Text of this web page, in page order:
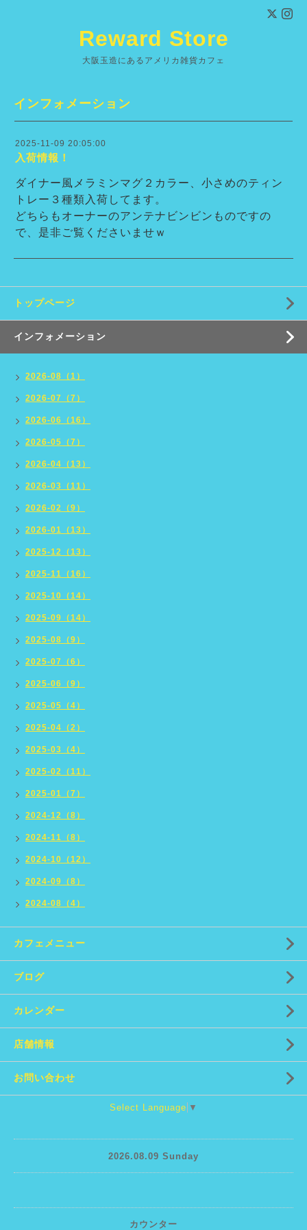
Reward Store
大阪玉造にあるアメリカ雑貨カフェ
インフォメーション
2025-11-09 20:05:00
入荷情報！
ダイナー風メラミンマグ２カラー、小さめのティン
トレー３種類入荷してます。
どちらもオーナーのアンテナビンビンものですの
で、是非ご覧くださいませｗ
トップページ
インフォメーション
2026-08（1）
2026-07（7）
2026-06（16）
2026-05（7）
2026-04（13）
2026-03（11）
2026-02（9）
2026-01（13）
2025-12（13）
2025-11（16）
2025-10（14）
2025-09（14）
2025-08（9）
2025-07（6）
2025-06（9）
2025-05（4）
2025-04（2）
2025-03（4）
2025-02（11）
2025-01（7）
2024-12（8）
2024-11（8）
2024-10（12）
2024-09（8）
2024-08（4）
カフェメニュー
ブログ
カレンダー
店舗情報
お問い合わせ
Select Language ▼
2026.08.09 Sunday
カウンター